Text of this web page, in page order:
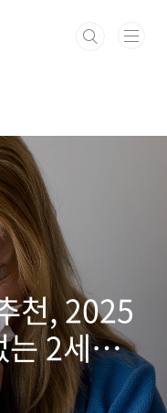
천, 2025
는 2세대